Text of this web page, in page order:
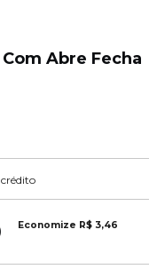
Abre Fecha
Economize R$ 3,46